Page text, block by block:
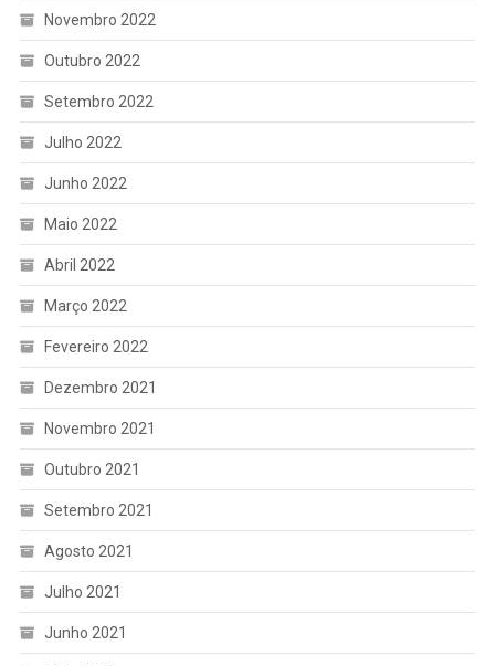
Novembro 2022
Outubro 2022
Setembro 2022
Julho 2022
Junho 2022
Maio 2022
Abril 2022
Março 2022
Fevereiro 2022
Dezembro 2021
Novembro 2021
Outubro 2021
Setembro 2021
Agosto 2021
Julho 2021
Junho 2021